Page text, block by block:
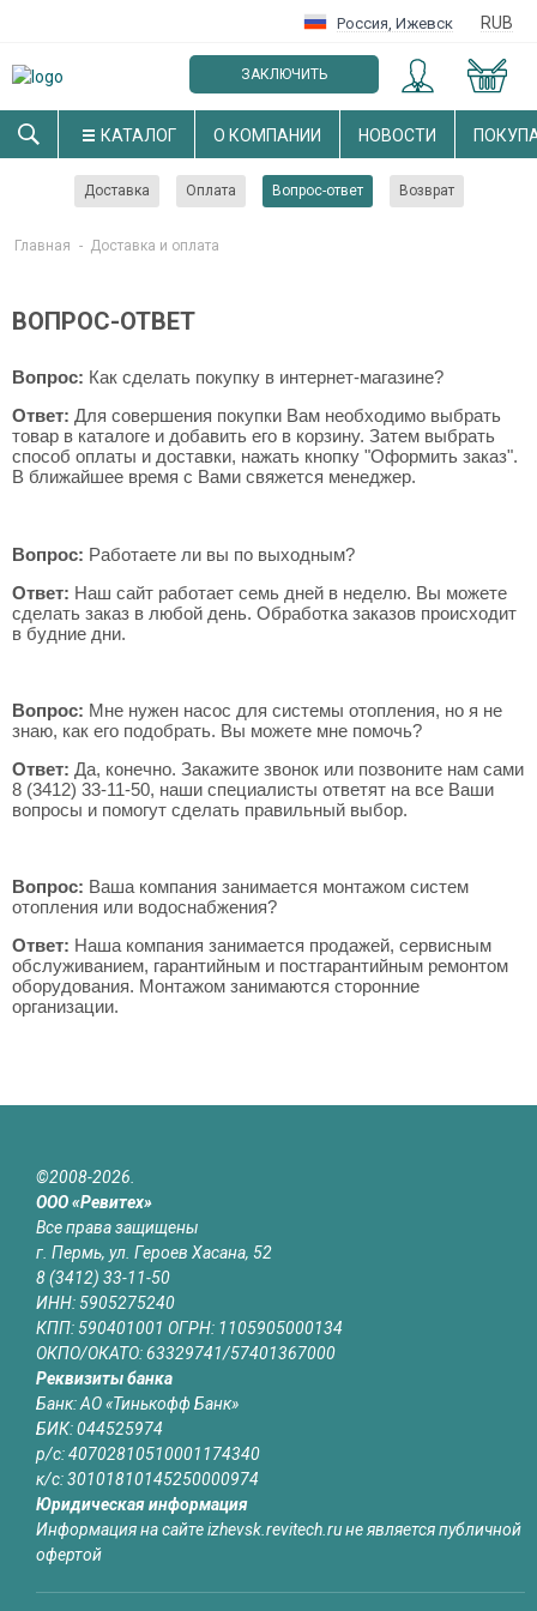
Россия, Ижевск RUB
ЗАКЛЮЧИТЬ
ОПТОВЫЙ ДОГОВОР
КАТАЛОГ О КОМПАНИИ НОВОСТИ
Доставка Оплата Вопрос-ответ Возврат
Главная - Доставка и оплата
ВОПРОС-ОТВЕТ
Вопрос: Как сделать покупку в интернет-магазине?
Ответ: Для совершения покупки Вам необходимо выбрать
товар в каталоге и добавить его в корзину. Затем выбрать
способ оплаты и доставки, нажать кнопку "Оформить заказ".
В ближайшее время с Вами свяжется менеджер.
Вопрос: Работаете ли вы по выходным?
Ответ: Наш сайт работает семь дней в неделю. Вы можете
сделать заказ в любой день. Обработка заказов происходит
в будние дни.
Вопрос: Мне нужен насос для системы отопления, но я не
знаю, как его подобрать. Вы можете мне помочь?
Ответ: Да, конечно. Закажите звонок или позвоните нам сами
8 (3412) 33-11-50, наши специалисты ответят на все Ваши
вопросы и помогут сделать правильный выбор.
Вопрос: Ваша компания занимается монтажом систем
отопления или водоснабжения?
Ответ: Наша компания занимается продажей, сервисным
обслуживанием, гарантийным и постгарантийным ремонтом
оборудования. Монтажом занимаются сторонние
организации.
©2008-2026.
ООО «Ревитех»
Все права защищены
г. Пермь, ул. Героев Хасана, 52
8 (3412) 33-11-50
ИНН: 5905275240
КПП: 590401001 ОГРН: 1105905000134
ОКПО/ОКАТО: 63329741/57401367000
Реквизиты банка
Банк: АО «Тинькофф Банк»
БИК: 044525974
р/с: 40702810510001174340
к/с: 30101810145250000974
Юридическая информация
Информация на сайте izhevsk.revitech.ru не является публичной
офертой